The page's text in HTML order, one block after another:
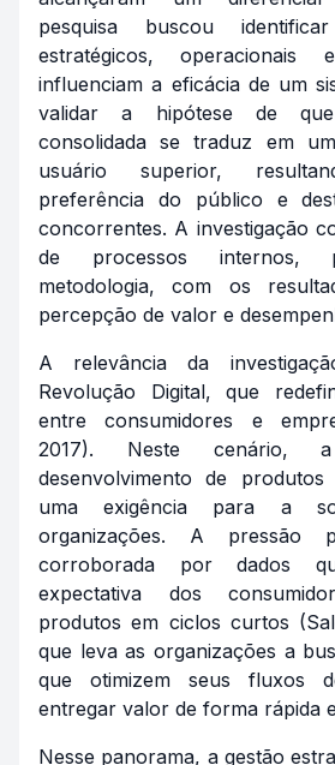
pesquisa buscou
estratégicos,
influenciam a eficácia de um
validar a hipótese de
consolidada se traduz em
usuário superior,
preferência do público e
concorrentes. A investigação
de processos internos,
metodologia, com os
percepção de valor e
A relevância da
Revolução Digital, que
entre consumidores e
2017). Neste cenário,
desenvolvimento de produtos
uma exigência para a
organizações. A pressão
corroborada por dados
expectativa dos
produtos em ciclos curtos
que leva as organizações a
que otimizem seus fluxos
entregar valor de forma rápida
Nesse panorama, a gestão